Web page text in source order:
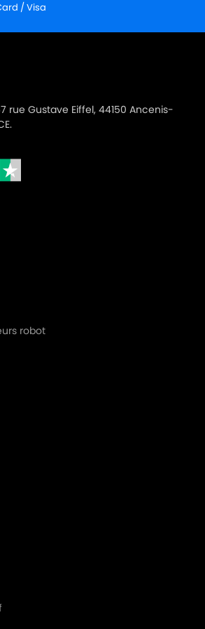
RO3759EA
RO3760EA
RO3766EA
RO3784EA
RO3786EA
RO3796EA
RO3798EA
RO4853EA
RO4873EA
RP3721EA
/ Visa
rue Gustave Eiffel, 44150 Ancenis-
robot